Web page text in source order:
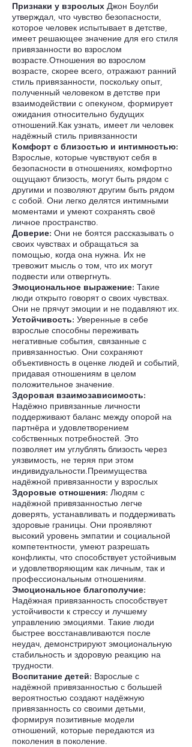
Признаки у взрослых Джон Боулби
утверждал, что чувство безопасности,
которое человек испытывает в детстве,
имеет решающее значение для его стиля
привязанности во взрослом
возрасте.Отношения во взрослом
возрасте, скорее всего, отражают ранний
стиль привязанности, поскольку опыт,
полученный человеком в детстве при
взаимодействии с опекуном, формирует
ожидания относительно будущих
отношений.Как узнать, имеет ли человек
надёжный стиль привязанности
Комфорт с близостью и интимностью:
Взрослые, которые чувствуют себя в
безопасности в отношениях, комфортно
ощущают близость, могут быть рядом с
другими и позволяют другим быть рядом
с собой. Они легко делятся интимными
моментами и умеют сохранять своё
личное пространство.
Доверие: Они не боятся рассказывать о
своих чувствах и обращаться за
помощью, когда она нужна. Их не
тревожит мысль о том, что их могут
подвести или отвергнуть.
Эмоциональное выражение: Такие
люди открыто говорят о своих чувствах.
Они не прячут эмоции и не подавляют их.
Устойчивость: Уверенные в себе
взрослые способны переживать
негативные события, связанные с
привязанностью. Они сохраняют
объективность в оценке людей и событий,
придавая отношениям в целом
положительное значение.
Здоровая взаимозависимость:
Надёжно привязанные личности
поддерживают баланс между опорой на
партнёра и удовлетворением
собственных потребностей. Это
позволяет им углублять близость через
уязвимость, не теряя при этом
индивидуальности.Преимущества
надёжной привязанности у взрослых
Здоровые отношения: Людям с
надёжной привязанностью легче
доверять, устанавливать и поддерживать
здоровые границы. Они проявляют
высокий уровень эмпатии и социальной
компетентности, умеют разрешать
конфликты, что способствует устойчивым
и удовлетворяющим как личным, так и
профессиональным отношениям.
Эмоциональное благополучие:
Надёжная привязанность способствует
устойчивости к стрессу и лучшему
управлению эмоциями. Такие люди
быстрее восстанавливаются после
неудач, демонстрируют эмоциональную
стабильность и здоровую реакцию на
трудности.
Воспитание детей: Взрослые с
надёжной привязанностью с большей
вероятностью создают надёжную
привязанность со своими детьми,
формируя позитивные модели
отношений, которые передаются из
поколения в поколение.